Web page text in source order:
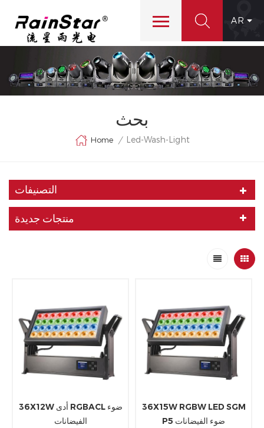
AR
بحث
Home / Led-Wash-Light
التصنيفات
منتجات جديدة
36X12W أدى RGBACL ضوء
الفيضانات
36X15W RGBW LED SGM
P5 ضوء الفيضانات